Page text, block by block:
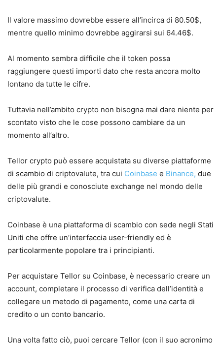
Il valore massimo dovrebbe essere all’incirca di 80.50$,
mentre quello minimo dovrebbe aggirarsi sui 64.46$.
Al momento sembra difficile che il token possa
raggiungere questi importi dato che resta ancora molto
lontano da tutte le cifre.
Tuttavia nell’ambito crypto non bisogna mai dare niente per
scontato visto che le cose possono cambiare da un
momento all’altro.
Tellor crypto può essere acquistata su diverse piattaforme
di scambio di criptovalute, tra cui Coinbase e Binance, due
delle più grandi e conosciute exchange nel mondo delle
criptovalute.
Coinbase è una piattaforma di scambio con sede negli Stati
Uniti che offre un’interfaccia user-friendly ed è
particolarmente popolare tra i principianti.
Per acquistare Tellor su Coinbase, è necessario creare un
account, completare il processo di verifica dell’identità e
collegare un metodo di pagamento, come una carta di
credito o un conto bancario.
Una volta fatto ciò, puoi cercare Tellor (con il suo acronimo